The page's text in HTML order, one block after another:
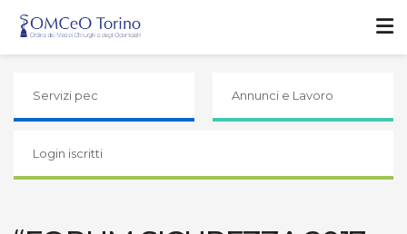
Servizi pec Annunci e Lavoro
Login iscritti